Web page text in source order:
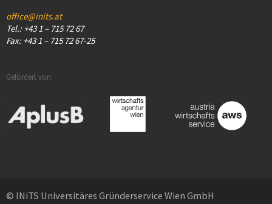
office@inits.at
Tel.: +43 1 – 715 72 67
Fax: +43 1 – 715 72 67-25
Gefördert von:
© INiTS Universitäres Gründerservice Wien GmbH